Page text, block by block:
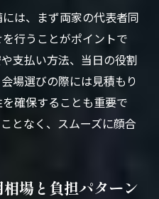
は、まず両家の代表者同
行うことがポイントで
支払い方法、当日の役割
場選びの際には見積もり
確保することも重要で
となく、スムーズに顔合
場と負担パターン